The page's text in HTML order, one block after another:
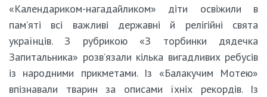
«Календариком-нагадайликом» діти освіжили в
пам’яті всі важливі державні й релігійні свята
українців. З рубрикою «З торбинки дядечка
Запитальника» розв’язали кілька вигадливих ребусів
із народними прикметами. Із «Балакучим Мотею»
впізнавали тварин за описами їхніх рекордів. Із